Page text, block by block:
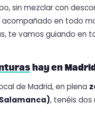
sin mezclar con
en todo
te vamos guiando en
hay en
de Madrid, en plena
, tenéis dos